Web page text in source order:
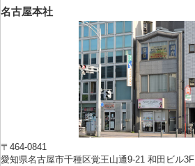
名古屋本社
〒464-0841
愛知県名古屋市千種区覚王山通9-21 和田ビル3F